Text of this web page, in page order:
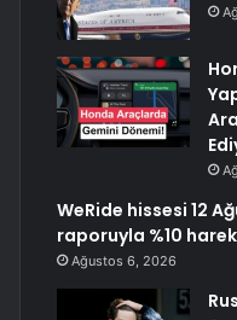
WeRide hissesi 12
raporuyla %10
Ağustos 6, 2026